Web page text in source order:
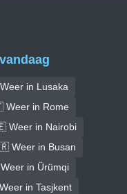
in Lusaka
in Rome
Weer in Nairobi
Weer in Busan
in Ürümqi
in Tasjkent